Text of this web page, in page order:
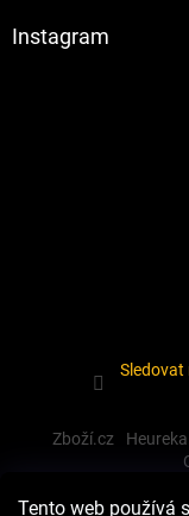
Tento web používá
Instagram
Zboží.cz